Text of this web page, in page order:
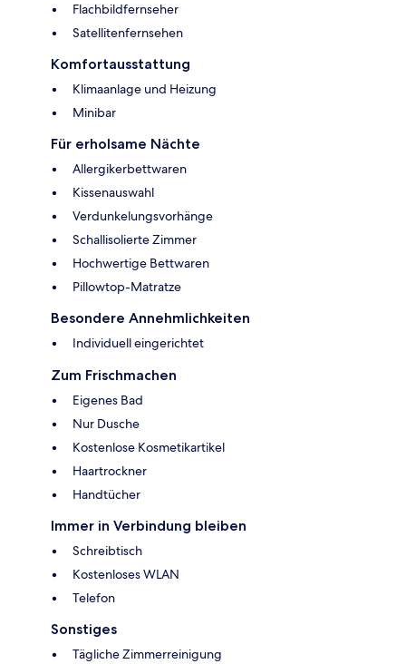
Flachbildfernseher
Satellitenfernsehen
Komfortausstattung
Klimaanlage und Heizung
Minibar
Für erholsame Nächte
Allergikerbettwaren
Kissenauswahl
Verdunkelungsvorhänge
Schallisolierte Zimmer
Hochwertige Bettwaren
Pillowtop-Matratze
Besondere Annehmlichkeiten
Individuell eingerichtet
Zum Frischmachen
Eigenes Bad
Nur Dusche
Kostenlose Kosmetikartikel
Haartrockner
Handtücher
Immer in Verbindung bleiben
Schreibtisch
Kostenloses WLAN
Telefon
Sonstiges
Tägliche Zimmerreinigung